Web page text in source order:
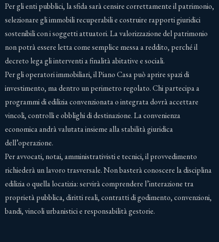
Per gli enti pubblici, la sfida sarà censire correttamente il patrimonio,
selezionare gli immobili recuperabili e costruire rapporti giuridici
sostenibili con i soggetti attuatori. La valorizzazione del patrimonio
non potrà essere letta come semplice messa a reddito, perché il
decreto lega gli interventi a finalità abitative e sociali.
Per gli operatori immobiliari, il Piano Casa può aprire spazi di
investimento, ma dentro un perimetro regolato. Chi partecipa a
programmi di edilizia convenzionata o integrata dovrà accettare
vincoli, controlli e obblighi di destinazione. La convenienza
economica andrà valutata insieme alla stabilità giuridica
dell’operazione.
Per avvocati, notai, amministrativisti e tecnici, il provvedimento
richiederà un lavoro trasversale. Non basterà conoscere la disciplina
edilizia o quella locatizia: servirà comprendere l’interazione tra
proprietà pubblica, diritti reali, contratti di godimento, convenzioni,
bandi, vincoli urbanistici e responsabilità gestorie.